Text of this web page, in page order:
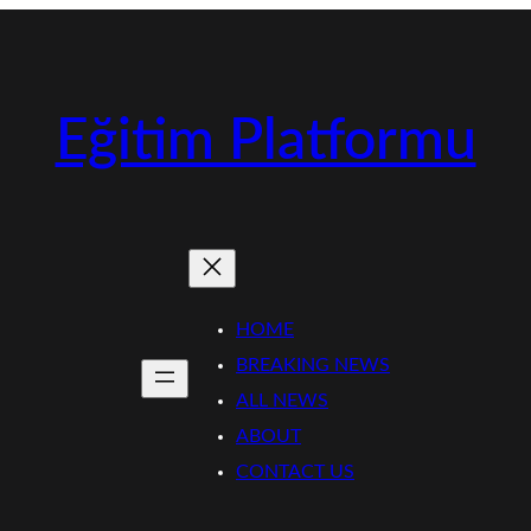
Eğitim Platformu
HOME
BREAKING NEWS
ALL NEWS
ABOUT
CONTACT US